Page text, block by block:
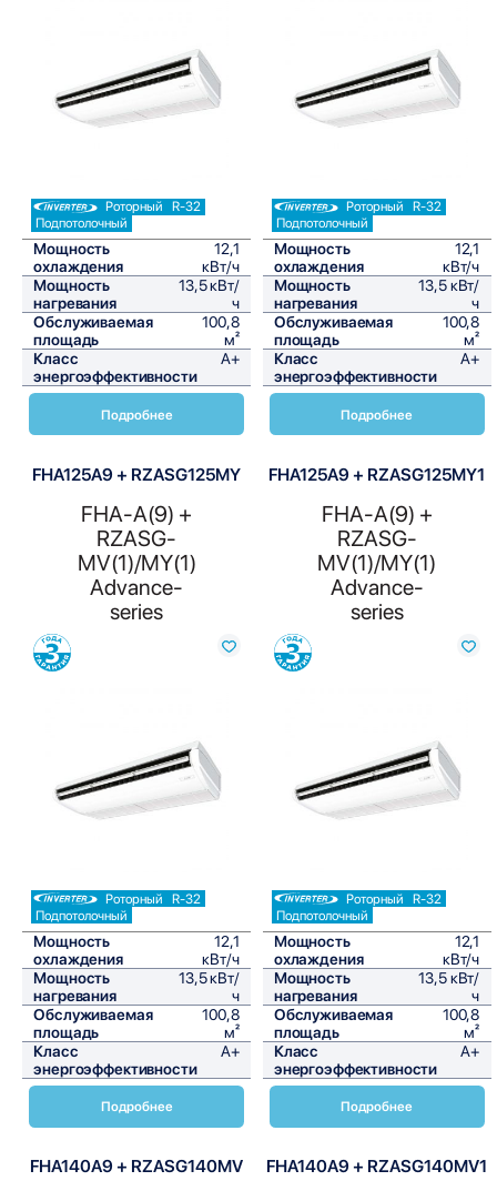
Сравнить
Роторный
R-32
Подпотолочный
Мощность
охлаждения
12,1
кВт/ч
Мощность
нагревания
13,5 кВт/
ч
Обслуживаемая
площадь
100,8
м²
Класс
энергоэффективности
A+
Подробнее
Сравнить
Роторный
R-32
Подпотолочный
Мощность
охлаждения
12,1
кВт/ч
Мощность
нагревания
13,5 кВт/
ч
Обслуживаемая
площадь
100,8
м²
Класс
энергоэффективности
A+
Подробнее
FHA125A9 + RZASG125MY
FHA-A(9) +
RZASG-
MV(1)/MY(1)
Advance-
series
Сравнить
Роторный
R-32
Подпотолочный
Мощность
охлаждения
12,1
кВт/ч
Мощность
нагревания
13,5 кВт/
ч
Обслуживаемая
площадь
100,8
м²
Класс
энергоэффективности
A+
Подробнее
FHA125A9 + RZASG125MY1
FHA-A(9) +
RZASG-
MV(1)/MY(1)
Advance-
series
Сравнить
Роторный
R-32
Подпотолочный
Мощность
охлаждения
12,1
кВт/ч
Мощность
нагревания
13,5 кВт/
ч
Обслуживаемая
площадь
100,8
м²
Класс
энергоэффективности
A+
Подробнее
FHA140A9 + RZASG140MV FHA140A9 + RZASG140MV1